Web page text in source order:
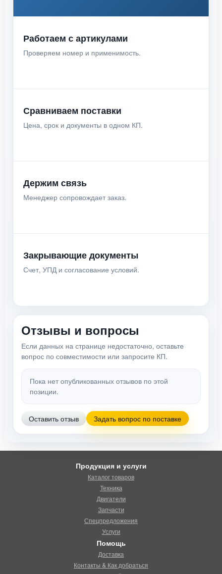
Работаем с артикулами
Проверяем номер и применимость.
Сравниваем поставки
Цена, срок и документы в одном КП.
Держим связь
Менеджер сопровождает заказ.
Закрывающие документы
Счет, УПД и согласование условий.
Отзывы и вопросы
Если данных на странице недостаточно, оставьте
вопрос по совместимости или запросите КП.
Пока нет опубликованных отзывов по этой
позиции.
Оставить отзыв Задать вопрос по поставке
Продукция и услуги
Каталог товаров
Техника
Двигатели
Запчасти
Спецпредложения
Услуги
Помощь
Доставка
Контакты & Как добраться